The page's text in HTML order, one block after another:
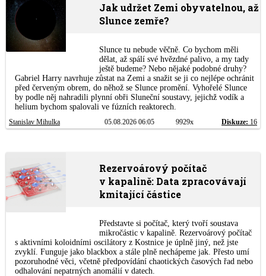
Jak udržet Zemi obyvatelnou, až
Slunce zemře?
Slunce tu nebude věčně. Co bychom měli
dělat, až spálí své hvězdné palivo, a my tady
ještě budeme? Nebo nějaké podobné druhy?
Gabriel Harry navrhuje zůstat na Zemi a snažit se ji co nejlépe ochránit
před červeným obrem, do něhož se Slunce promění. Vyhořelé Slunce
by podle něj nahradili plynní obři Sluneční soustavy, jejichž vodík a
helium bychom spalovali ve fúzních reaktorech.
Stanislav Mihulka 05.08.2026 06:05 9929x Diskuze: 16
Rezervoárový počítač
v kapalině: Data zpracovávají
kmitající částice
Představte si počítač, který tvoří soustava
mikročástic v kapalině. Rezervoárový počítač
s aktivními koloidními oscilátory z Kostnice je úplně jiný, než jste
zvyklí. Funguje jako blackbox a stále plně nechápeme jak. Přesto umí
pozoruhodné věci, včetně předpovídání chaotických časových řad nebo
odhalování nepatrných anomálií v datech.